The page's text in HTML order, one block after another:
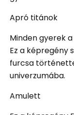
Apró titánok
Minden gyerek
Ez a képregény
furcsa
univerzumába.
Amulett